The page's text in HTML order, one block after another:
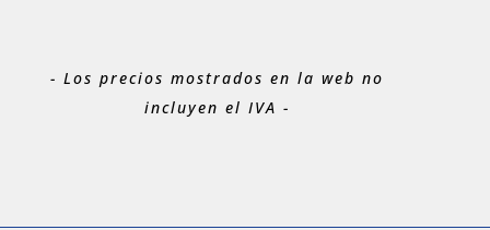
- Los precios mostrados en la web no
incluyen el IVA -